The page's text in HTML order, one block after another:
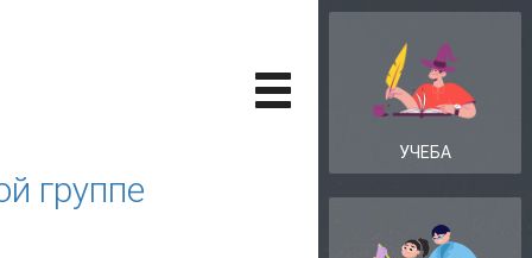
группе
УЧЕБА